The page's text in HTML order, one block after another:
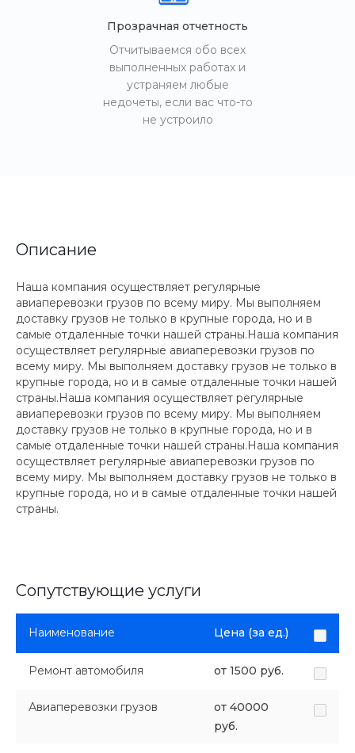
Прозрачная отчетность
Отчитываемся обо всех
выполненных работах и
устраняем любые
недочеты, если вас что-то
не устроило
Описание
Наша компания осуществляет регулярные
авиаперевозки грузов по всему миру. Мы выполняем
доставку грузов не только в крупные города, но и в
самые отдаленные точки нашей страны.Наша компания
осуществляет регулярные авиаперевозки грузов по
всему миру. Мы выполняем доставку грузов не только в
крупные города, но и в самые отдаленные точки нашей
страны.Наша компания осуществляет регулярные
авиаперевозки грузов по всему миру. Мы выполняем
доставку грузов не только в крупные города, но и в
самые отдаленные точки нашей страны.Наша компания
осуществляет регулярные авиаперевозки грузов по
всему миру. Мы выполняем доставку грузов не только в
крупные города, но и в самые отдаленные точки нашей
страны.
Сопутствующие услуги
Наименование Цена (за ед.)
Ремонт автомобиля от 1500 руб.
Авиаперевозки грузов
от 40000
руб.